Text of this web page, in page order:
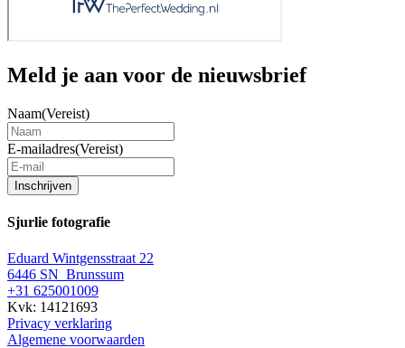
Meld je aan voor de nieuwsbrief
Naam(Vereist)
E-mailadres(Vereist)
Inschrijven
Sjurlie fotografie
Eduard Wintgensstraat 22
6446 SN Brunssum
+31 625001009
Kvk: 14121693
Privacy verklaring
Algemene voorwaarden